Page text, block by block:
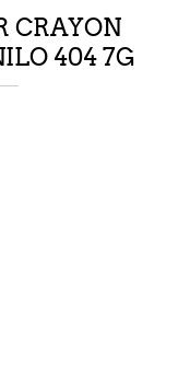
CRAYON
404 7G